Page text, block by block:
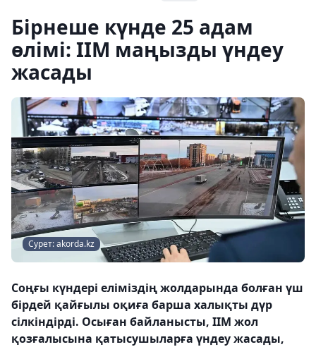
Бірнеше күнде 25 адам
өлімі: ІІМ маңызды үндеу
жасады
Сурет: akorda.kz
Соңғы күндері еліміздің жолдарында болған үш
бірдей қайғылы оқиға барша халықты дүр
сілкіндірді. Осыған байланысты, ІІМ жол
қозғалысына қатысушыларға үндеу жасады,